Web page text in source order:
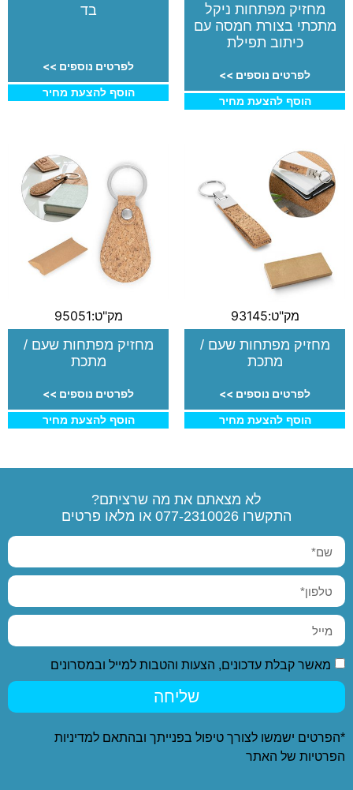
מחזיק מפתחות ניקל
מתכתי בצורת חמסה עם
כיתוב תפילת
לפרטים נוספים >>
הוסף להצעת מחיר
בד
לפרטים נוספים >>
הוסף להצעת מחיר
מק"ט:93145
מחזיק מפתחות שעם /
מתכת
לפרטים נוספים >>
הוסף להצעת מחיר
מק"ט:95051
מחזיק מפתחות שעם /
מתכת
לפרטים נוספים >>
הוסף להצעת מחיר
לא מצאתם את מה שרציתם?
התקשרו 077-2310026 או מלאו פרטים
מאשר קבלת עדכונים, הצעות והטבות למייל ובמסרונים
שליחה
*הפרטים ישמשו לצורך טיפול בפנייתך ובהתאם למדיניות
הפרטיות של האתר